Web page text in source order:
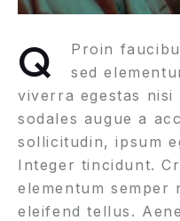
Q
Proin
sed
viverra egestas nisi
sodales augue a
sollicitudin, ipsum
Integer tincidunt.
elementum semper
eleifend tellus.